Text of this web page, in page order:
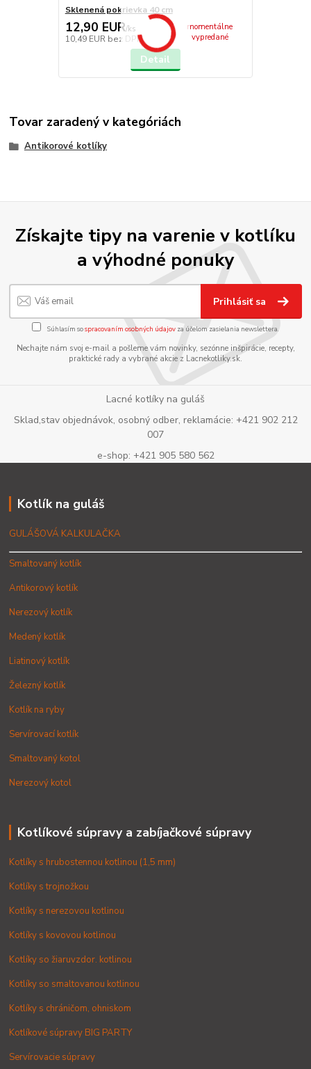
Sklenená pokrievka 40 cm
12,90 EUR/ks
10,49 EUR bez DPH
momentálne
vypredané
Detail
Tovar zaradený v kategóriách
Antikorové kotlíky
Získajte tipy na varenie v kotlíku
a výhodné ponuky
Prihlásiť sa
Súhlasím sospracovaním osobných údajov za účelom zasielania newslettera.
Nechajte nám svoj e-mail a pošleme vám novinky, sezónne inšpirácie, recepty,
praktické rady a vybrané akcie z Lacnekotliky.sk.
Lacné kotlíky na guláš
Sklad,stav objednávok, osobný odber, reklamácie: +421 902 212
007
e-shop: +421 905 580 562
Kotlík na guláš
GULÁŠOVÁ KALKULAČKA
Smaltovaný kotlík
Antikorový kotlík
Nerezový kotlík
Medený kotlík
Liatinový kotlík
Železný kotlík
Kotlík na ryby
Servírovací kotlík
Smaltovaný kotol
Nerezový kotol
Kotlíkové súpravy a zabíjačkové súpravy
Kotlíky s hrubostennou kotlinou (1,5 mm)
Kotlíky s trojnožkou
Kotlíky s nerezovou kotlinou
Kotlíky s kovovou kotlinou
Kotlíky so žiaruvzdor. kotlinou
Kotlíky so smaltovanou kotlinou
Kotlíky s chráničom, ohniskom
Kotlíkové súpravy BIG PARTY
Servírovacie súpravy